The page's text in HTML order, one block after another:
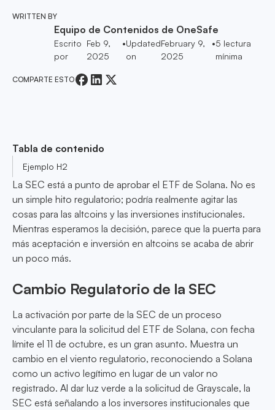
WRITTEN BY
Equipo de Contenidos de OneSafe
Escrito
por
Feb 9,
2025
•Updated
on
February 9,
2025
•5 lectura
mínima
COMPARTE ESTO
Tabla de contenido
Ejemplo H2
La SEC está a punto de aprobar el ETF de Solana. No es
un simple hito regulatorio; podría realmente agitar las
cosas para las altcoins y las inversiones institucionales.
Mientras esperamos la decisión, parece que la puerta para
más aceptación e inversión en altcoins se acaba de abrir
un poco más.
Cambio Regulatorio de la SEC
La activación por parte de la SEC de un proceso
vinculante para la solicitud del ETF de Solana, con fecha
límite el 11 de octubre, es un gran asunto. Muestra un
cambio en el viento regulatorio, reconociendo a Solana
como un activo legítimo en lugar de un valor no
registrado. Al dar luz verde a la solicitud de Grayscale, la
SEC está señalando a los inversores institucionales que